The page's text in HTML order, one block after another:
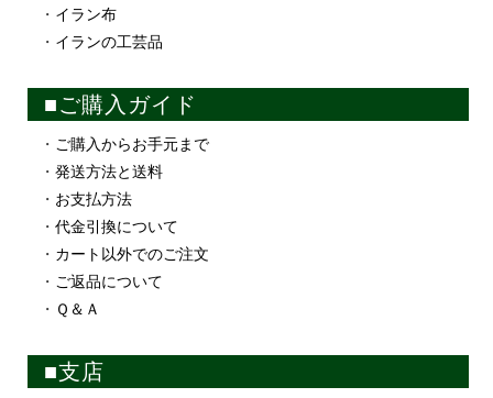
・ イラン布
・ イランの工芸品
■ご購入ガイド
・ ご購入からお手元まで
・発送方法と送料
・ お支払方法
・代金引換について
・ カート以外でのご注文
・ ご返品について
・ Ｑ＆Ａ
■支店